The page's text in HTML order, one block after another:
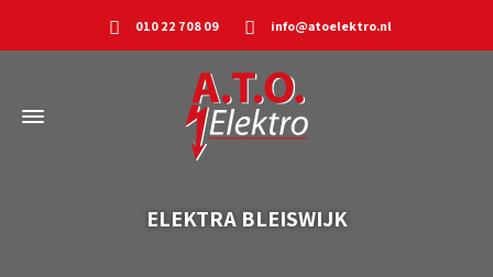
010 22 708 09 info@atoelektro.nl
ELEKTRA BLEISWIJK